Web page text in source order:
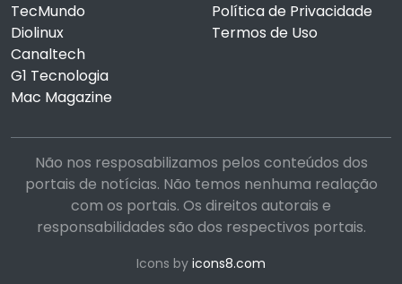
TecMundo
Diolinux
Canaltech
G1 Tecnologia
Mac Magazine
Política de Privacidade
Termos de Uso
Não nos resposabilizamos pelos conteúdos dos
portais de notícias. Não temos nenhuma realação
com os portais. Os direitos autorais e
responsabilidades são dos respectivos portais.
Icons by icons8.com